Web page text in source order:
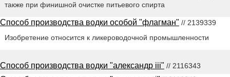
также при финишной очистке питьевого спирта
Способ производства водки особой "флагман" // 2139339
Изобретение относится к ликероводочной промышленности
Способ производства водки "александр iii" // 2116343